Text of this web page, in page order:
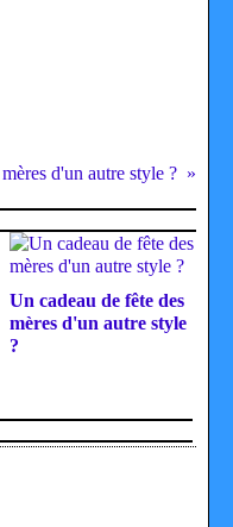
d'un autre style ?
Un cadeau de fête des
mères d'un autre style
?